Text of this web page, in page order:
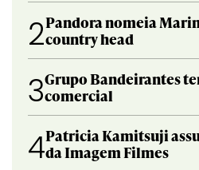
2Pandora nomeia
country head
3Grupo Bandeirantes
comercial
4Patricia Kamitsuji
da Imagem Filmes